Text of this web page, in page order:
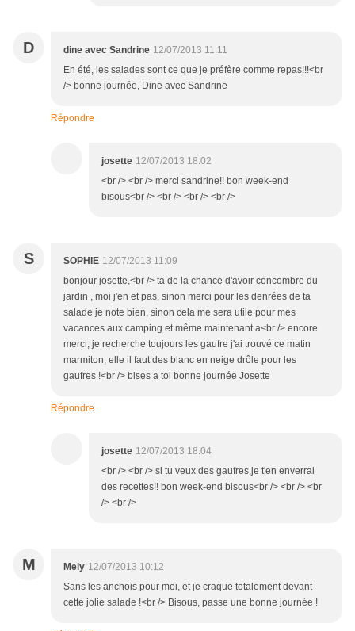
D dine avec Sandrine 12/07/2013 11:11
En été, les salades sont ce que je préfère comme repas!!!<br
/> bonne journée, Dine avec Sandrine
Répondre
josette 12/07/2013 18:02
<br /> <br /> merci sandrine!! bon week-end
bisous<br /> <br /> <br /> <br />
S SOPHIE 12/07/2013 11:09
bonjour josette,<br /> ta de la chance d'avoir concombre du
jardin , moi j'en et pas, sinon merci pour les denrées de ta
salade je note bien, sinon cela me sera utile pour mes
vacances aux camping et même maintenant a<br /> encore
merci, je recherche toujours les gaufre j'ai trouvé ce matin
marmiton, elle il faut des blanc en neige drôle pour les
gaufres !<br /> bises a toi bonne journée Josette
Répondre
josette 12/07/2013 18:04
<br /> <br /> si tu veux des gaufres,je t'en enverrai
des recettes!! bon week-end bisous<br /> <br /> <br
/> <br />
M Mely 12/07/2013 10:12
Sans les anchois pour moi, et je craque totalement devant
cette jolie salade !<br /> Bisous, passe une bonne journée !